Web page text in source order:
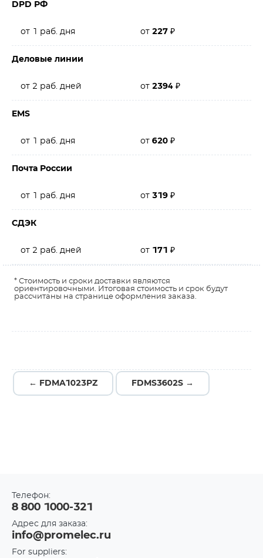
DPD РФ
от 1 раб. дня от 227 ₽
Деловые линии
от 2 раб. дней от 2394 ₽
EMS
от 1 раб. дня от 620 ₽
Почта России
от 1 раб. дня от 319 ₽
СДЭК
от 2 раб. дней от 171 ₽
* Стоимость и сроки доставки являются
ориентировочными. Итоговая стоимость и срок будут
рассчитаны на странице оформления заказа.
← FDMA1023PZ FDMS3602S →
Телефон:
8 800 1000-321
Адрес для заказа:
info@promelec.ru
For suppliers: